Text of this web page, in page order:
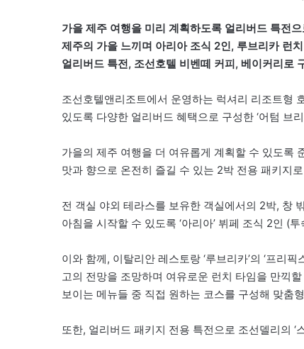
가을 제주 여행을 미리 계획하도록 얼리버드 특전
제주의 가을 느끼며 아리아 조식 2인, 루브리카 런
얼리버드 특전, 조선호텔 비벤떼 커피, 베이커리로
조선호텔앤리조트에서 운영하는 럭셔리 리조트형
있도록 다양한 얼리버드 혜택으로 구성한 ‘어텀 브
가을의 제주 여행을 더 여유롭게 계획할 수 있도록
맛과 향으로 온전히 즐길 수 있는 2박 전용 패키지
전 객실 야외 테라스를 보유한 객실에서의 2박, 창
아침을 시작할 수 있도록 ‘아리아’ 뷔페 조식 2인 (
이와 함께, 이탈리안 레스토랑 ‘루브리카’의 ‘프리
고의 전망을 조망하며 여유로운 런치 타임을 만끽
보이는 메뉴들 중 직접 원하는 코스를 구성해 맞춤
또한, 얼리버드 패키지 전용 특전으로 조선델리의